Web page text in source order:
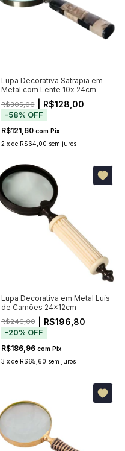
Lupa Decorativa Satrapia em
Metal com Lente 10x 24cm
R$305,00| R$128,00
-58% OFF
R$121,60 com Pix
2 x de R$64,00 sem juros
Lupa Decorativa em Metal Luís
de Camões 24x12cm
R$246,00| R$196,80
-20% OFF
R$186,96 com Pix
3 x de R$65,60 sem juros